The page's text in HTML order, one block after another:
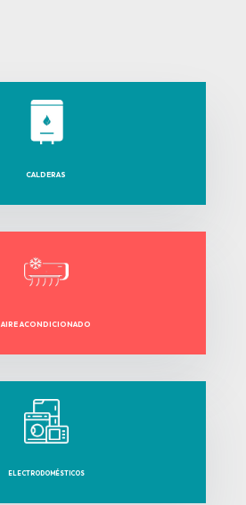
CALDERAS
AIRE ACONDICIONADO
ELECTRODOMÉSTICOS